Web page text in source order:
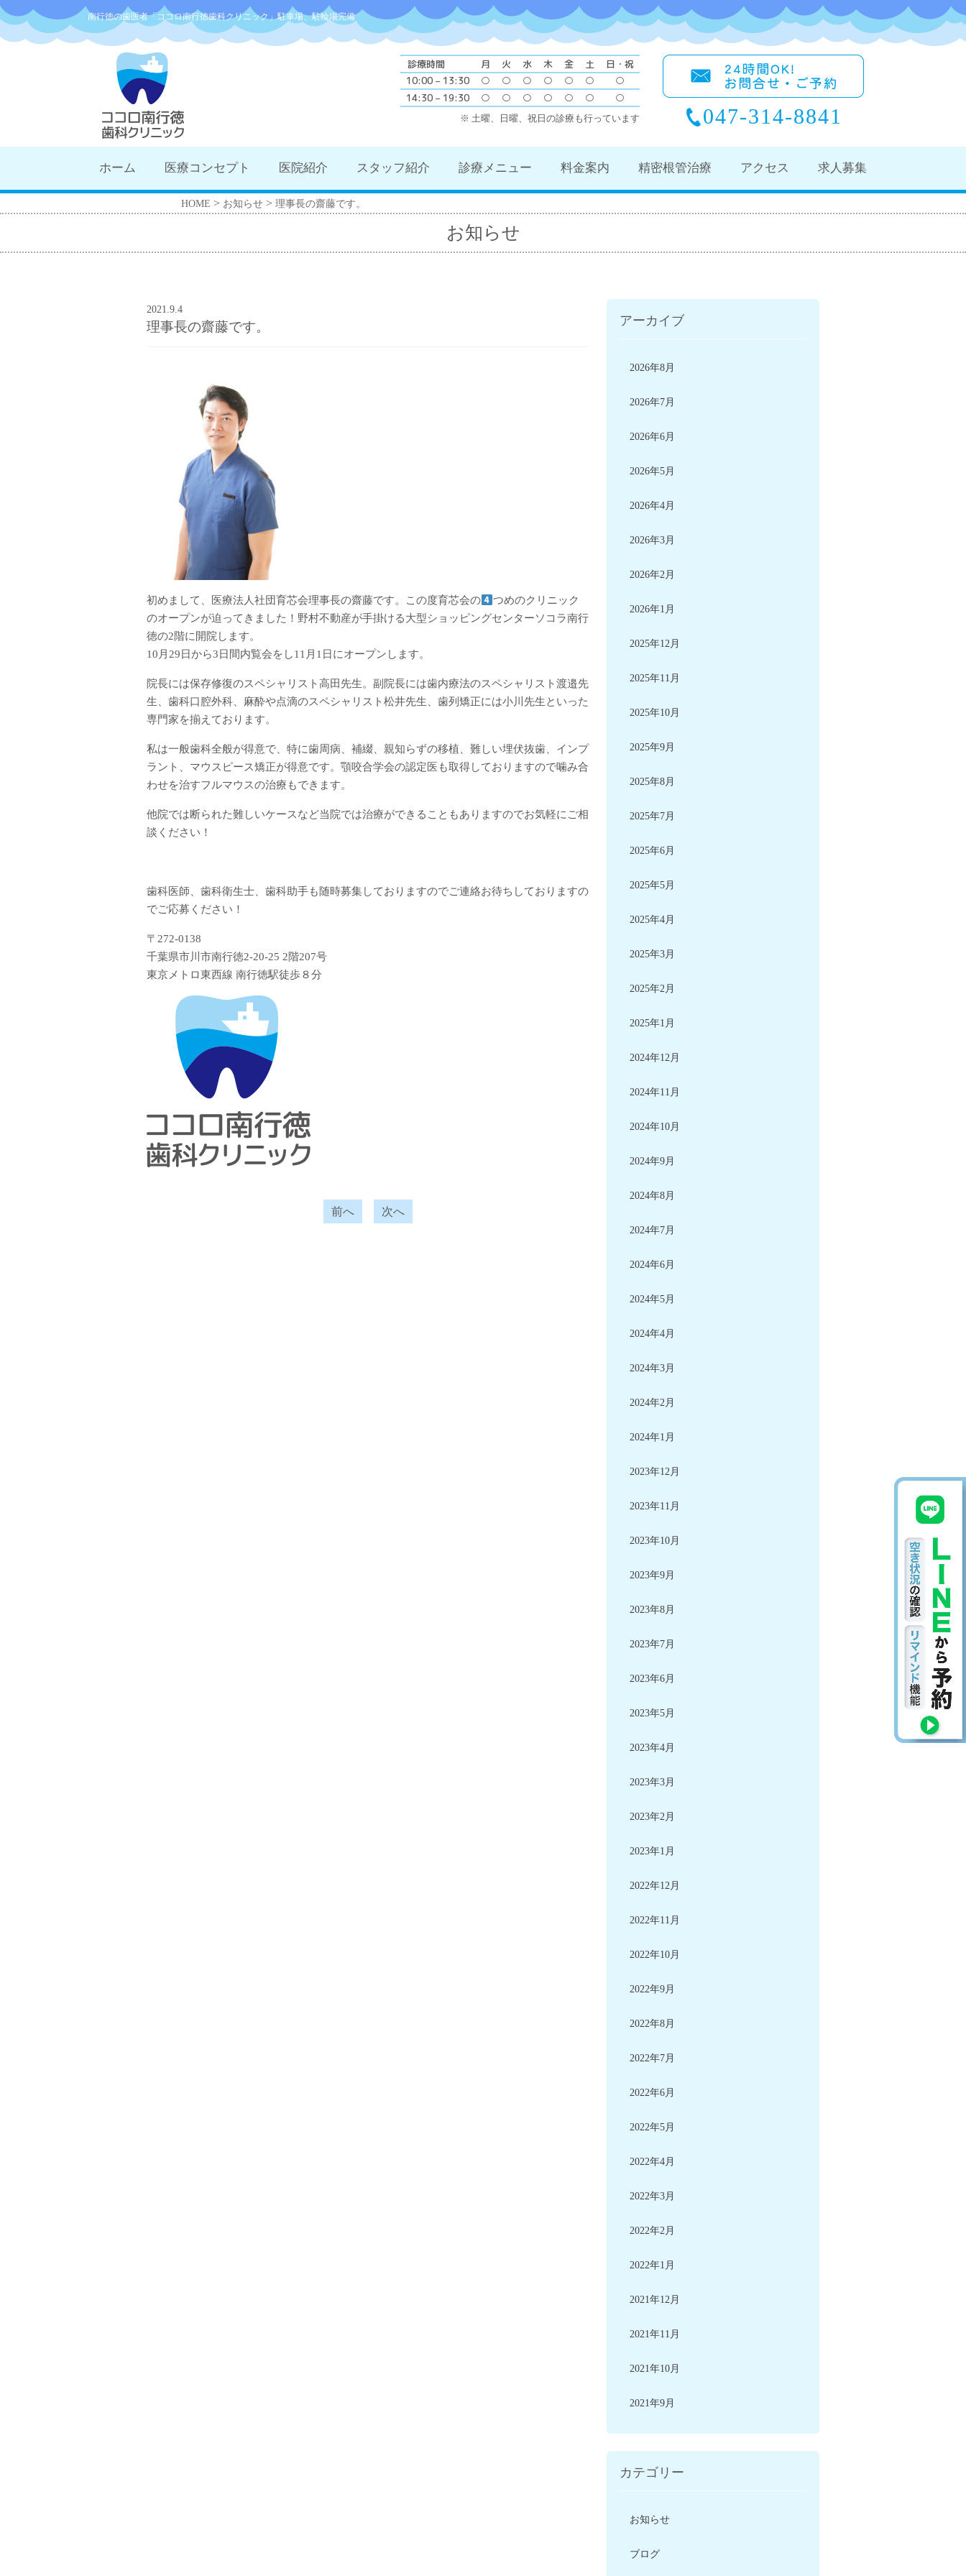
南行徳の歯医者「ココロ南行徳歯科クリニック」駐車場、駐輪場完備
診療時間 月 火 水 木 金 土
日・祝
10:00 – 13:30
○ ○ ○ ○ ○ ○
○
14:30 – 19:30
○ ○ ○ ○ ○ ○ ○
※ 土曜、日曜、祝日の診療も行っています 047-314-8841
ホーム 医療コンセプト 医院紹介 スタッフ紹介 診療メニュー 料金案内 精密根管治療 アクセス 求人募集
HOME > お知らせ > 理事長の齋藤です。
お知らせ
2021.9.4
理事長の齋藤です。
初めまして、医療法人社団育芯会理事長の齋藤です。この度育芯会の
つめのクリニック
のオープンが迫ってきました！野村不動産が手掛ける大型ショッピングセンターソコラ南行
徳の2階に開院します。
10月29日から3日間内覧会をし11月1日にオープンします。
院長には保存修復のスペシャリスト高田先生。副院長には歯内療法のスペシャリスト渡邉先
生、歯科口腔外科、麻酔や点滴のスペシャリスト松井先生、歯列矯正には小川先生といった
専門家を揃えております。
私は一般歯科全般が得意で、特に歯周病、補綴、親知らずの移植、難しい埋伏抜歯、インプ
ラント、マウスピース矯正が得意です。顎咬合学会の認定医も取得しておりますので噛み合
わせを治すフルマウスの治療もできます。
他院では断られた難しいケースなど当院では治療ができることもありますのでお気軽にご相
談ください！
歯科医師、歯科衛生士、歯科助手も随時募集しておりますのでご連絡お待ちしておりますの
でご応募ください！
〒272-0138
千葉県市川市南行徳2-20-25 2階207号
東京メトロ東西線 南行徳駅徒歩８分
前へ 次へ
アーカイブ
2026年8月
2026年7月
2026年6月
2026年5月
2026年4月
2026年3月
2026年2月
2026年1月
2025年12月
2025年11月
2025年10月
2025年9月
2025年8月
2025年7月
2025年6月
2025年5月
2025年4月
2025年3月
2025年2月
2025年1月
2024年12月
2024年11月
2024年10月
2024年9月
2024年8月
2024年7月
2024年6月
2024年5月
2024年4月
2024年3月
2024年2月
2024年1月
2023年12月
2023年11月
2023年10月
2023年9月
2023年8月
2023年7月
2023年6月
2023年5月
2023年4月
2023年3月
2023年2月
2023年1月
2022年12月
2022年11月
2022年10月
2022年9月
2022年8月
2022年7月
2022年6月
2022年5月
2022年4月
2022年3月
2022年2月
2022年1月
2021年12月
2021年11月
2021年10月
2021年9月
カテゴリー
お知らせ
ブログ